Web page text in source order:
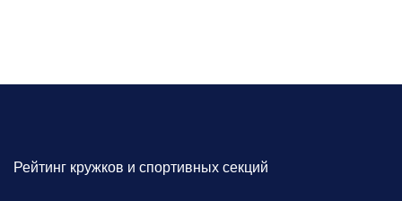
Рейтинг кружков и спортивных секций